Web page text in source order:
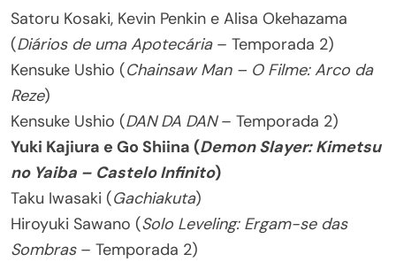
Satoru Kosaki, Kevin Penkin e Alisa Okehazama
(Diários de uma Apotecária– Temporada 2)
Kensuke Ushio (Chainsaw Man – O Filme: Arco da
Reze)
Kensuke Ushio (DAN DA DAN– Temporada 2)
Yuki Kajiura e Go Shiina (Demon Slayer: Kimetsu
no Yaiba – Castelo Infinito)
Taku Iwasaki (Gachiakuta)
Hiroyuki Sawano (Solo Leveling: Ergam-se das
Sombras– Temporada 2)